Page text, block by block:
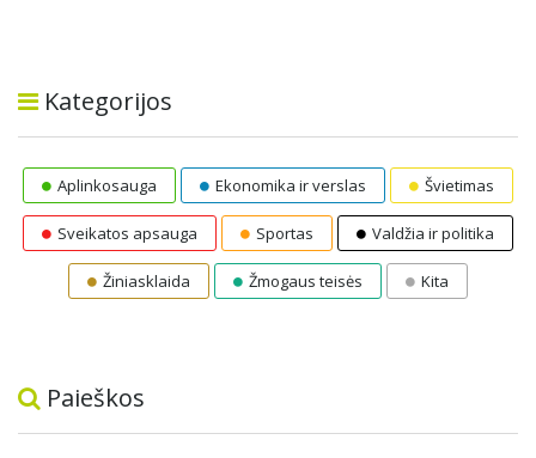
Kategorijos
Aplinkosauga Ekonomika ir verslas Švietimas
Sveikatos apsauga Sportas Valdžia ir politika
Žiniasklaida Žmogaus teisės Kita
Paieškos